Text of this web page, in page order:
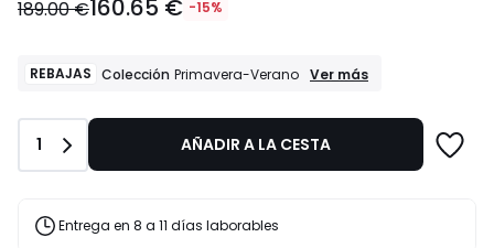
a
160.65
en
lugar
15%
189.00 €160.65 € -15%
REBAJAS Colección Primavera-Verano REBAJAS
Ver más
Cantidad
1 AÑADIR A LA CESTA
Entrega en 8 a 11 días laborables